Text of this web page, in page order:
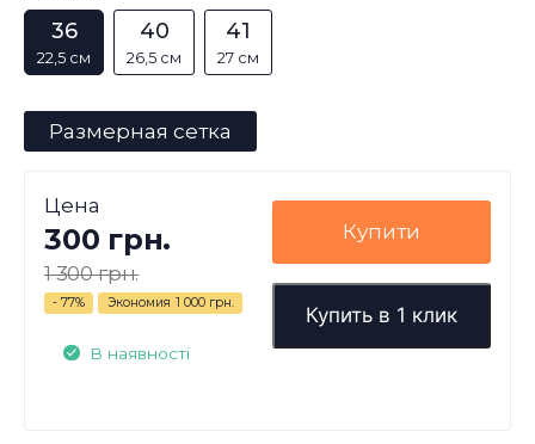
36
22,5 см
40
26,5 см
41
27 см
Размерная сетка
Цена
300 грн.
1 300 грн.
- 77% Экономия 1 000 грн.
В наявності
Купити
Купить в 1 клик